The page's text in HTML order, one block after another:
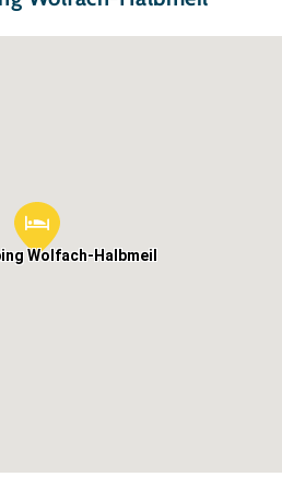
Wolfach-Halbmeil